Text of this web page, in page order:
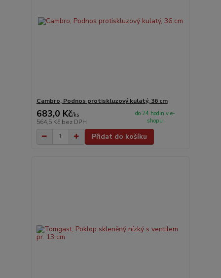
Cambro, Podnos protiskluzový kulatý, 36 cm
683,0 Kč/ks
564,5 Kč bez DPH
do 24 hodin v e-
shopu
Přidat do košíku